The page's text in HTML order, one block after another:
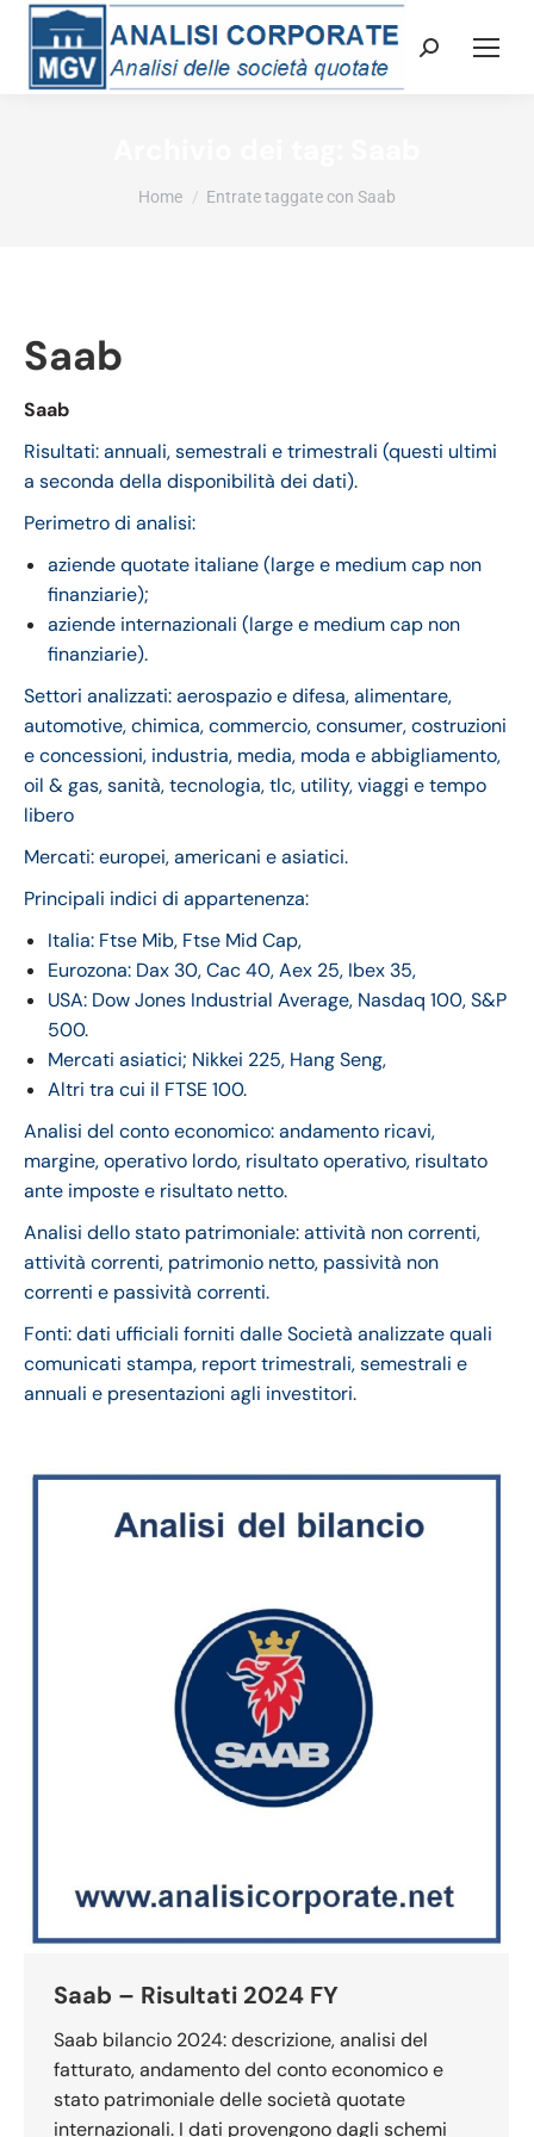
Cerca:
Tu sei qui:
Home Entrate taggate con Saab
Saab
Saab
Risultati: annuali, semestrali e trimestrali (questi ultimi
a seconda della disponibilità dei dati).
Perimetro di analisi:
aziende quotate italiane (large e medium cap non
finanziarie);
aziende internazionali (large e medium cap non
finanziarie).
Settori analizzati: aerospazio e difesa, alimentare,
automotive, chimica, commercio, consumer, costruzioni
e concessioni, industria, media, moda e abbigliamento,
oil & gas, sanità, tecnologia, tlc, utility, viaggi e tempo
libero
Mercati: europei, americani e asiatici.
Principali indici di appartenenza:
Italia: Ftse Mib, Ftse Mid Cap,
Eurozona: Dax 30, Cac 40, Aex 25, Ibex 35,
USA: Dow Jones Industrial Average, Nasdaq 100, S&P
500.
Mercati asiatici; Nikkei 225, Hang Seng,
Altri tra cui il FTSE 100.
Analisi del conto economico: andamento ricavi,
margine, operativo lordo, risultato operativo, risultato
ante imposte e risultato netto.
Analisi dello stato patrimoniale: attività non correnti,
attività correnti, patrimonio netto, passività non
correnti e passività correnti.
Fonti: dati ufficiali forniti dalle Società analizzate quali
comunicati stampa, report trimestrali, semestrali e
annuali e presentazioni agli investitori.
Saab – Risultati 2024 FY
Saab bilancio 2024: descrizione, analisi del
fatturato, andamento del conto economico e
stato patrimoniale delle società quotate
internazionali. I dati provengono dagli schemi